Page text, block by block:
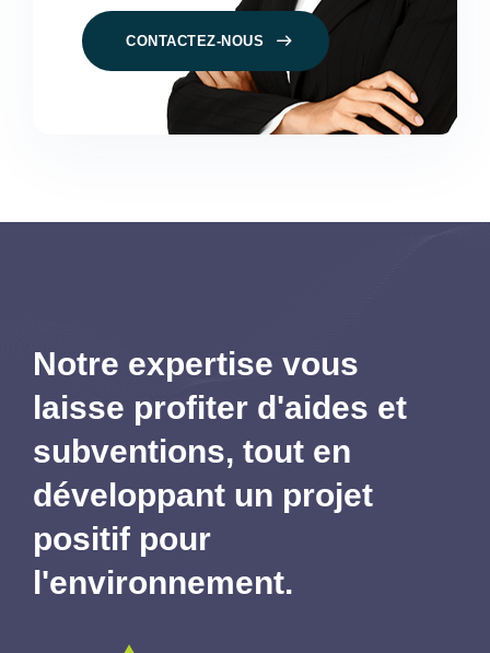
CONTACTEZ-NOUS
Notre expertise vous
laisse profiter d'aides et
subventions, tout en
développant un projet
positif pour
l'environnement.